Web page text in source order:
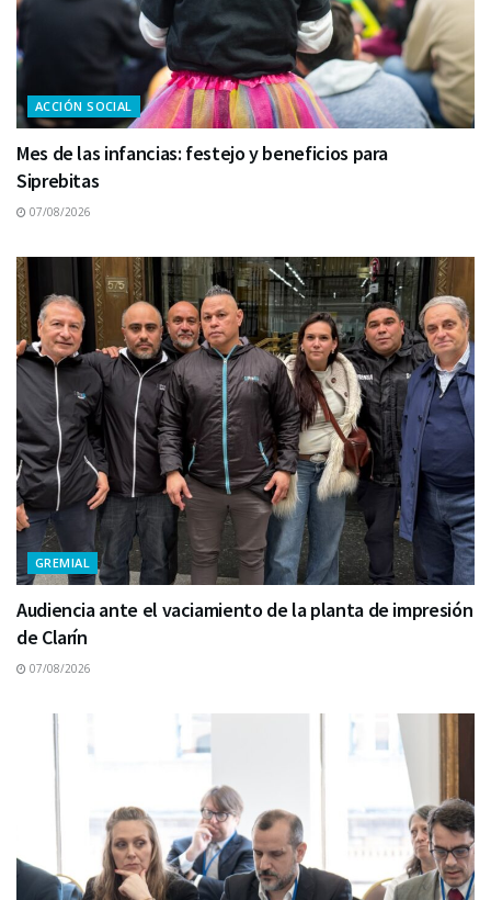
ACCIÓN SOCIAL
Mes de las infancias: festejo y beneficios para
Siprebitas
07/08/2026
GREMIAL
Audiencia ante el vaciamiento de la planta de impresión
de Clarín
07/08/2026